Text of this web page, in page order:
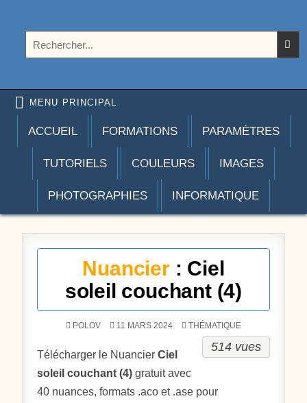
Photoshoplus
MENU PRINCIPAL
ACCUEIL FORMATIONS PARAMÈTRES
TUTORIELS COULEURS IMAGES
PHOTOGRAPHIES INFORMATIQUE
Nuancier: Ciel
soleil couchant (4)
POLOV 11 MARS 2024 POSTÉ DANS
THÉMATIQUE
514 vues
Télécharger le NuancierCiel
soleil couchant (4) gratuit avec
40 nuances, formats .aco et .ase pour